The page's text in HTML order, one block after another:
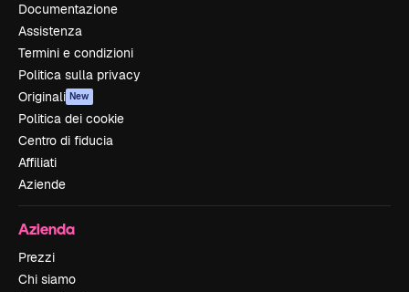
Documentazione
Assistenza
Termini e condizioni
Politica sulla privacy
Originali New
Politica dei cookie
Centro di fiducia
Affiliati
Aziende
Azienda
Prezzi
Chi siamo